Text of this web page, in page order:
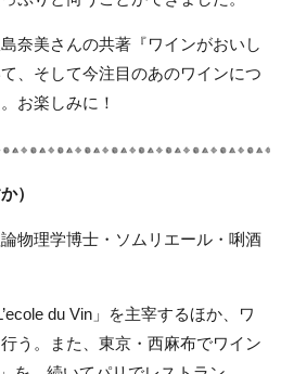
奈美さんの共著『ワインがおいし
、そして今注目のあのワインにつ
お楽しみに！
）
物理学博士・ソムリエール・唎酒
du Vin」を主宰するほか、ワ
う。また、東京・西麻布でワイン